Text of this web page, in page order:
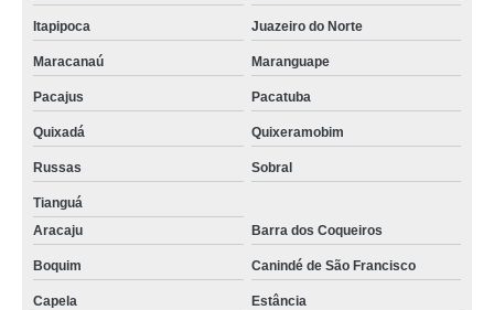
Itapipoca Juazeiro do Norte
Maracanaú Maranguape
Pacajus Pacatuba
Quixadá Quixeramobim
Russas Sobral
Tianguá
Aracaju
Barra dos Coqueiros
Boquim Canindé de São Francisco
Capela Estância